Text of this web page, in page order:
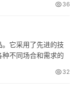
、电动门伸缩门报价
重要因素之一。一
36
它采用了先进的技
不同场合和需求的
得开关门非常方便快
32